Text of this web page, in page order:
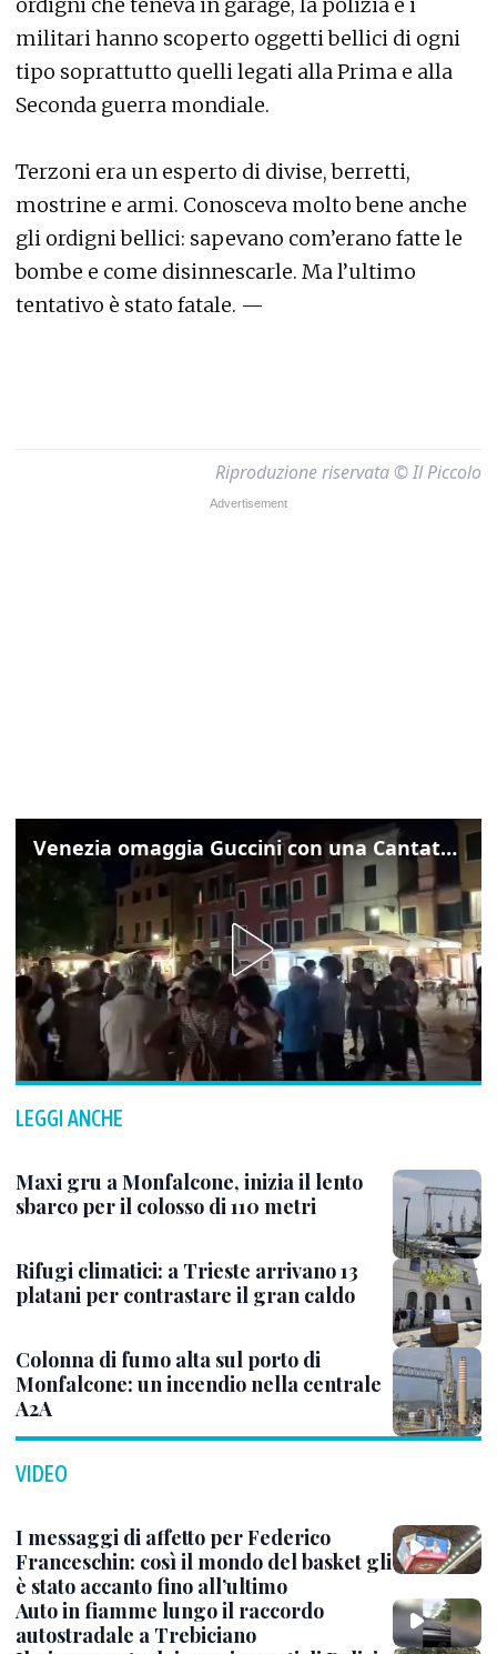
militari hanno scoperto oggetti bellici di ogni
tipo soprattutto quelli legati alla Prima e alla
Seconda guerra mondiale.
Terzoni era un esperto di divise, berretti,
mostrine e armi. Conosceva molto bene anche
gli ordigni bellici: sapevano com’erano fatte le
bombe e come disinnescarle. Ma l’ultimo
tentativo è stato fatale. —
Riproduzione riservata © Il Piccolo
Venezia omaggia Guccini con una Cantata Anarchica in campo Santa Margherita
LEGGI ANCHE
Maxi gru a Monfalcone, inizia il lento
sbarco per il colosso di 110 metri
Rifugi climatici: a Trieste arrivano 13
platani per contrastare il gran caldo
Colonna di fumo alta sul porto di
Monfalcone: un incendio nella centrale
A2A
VIDEO
I messaggi di affetto per Federico
Franceschin: così il mondo del basket gli
è stato accanto fino all’ultimo
Auto in fiamme lungo il raccordo
autostradale a Trebiciano